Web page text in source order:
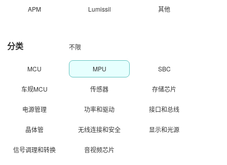
APM Lumissil 其他
分类 不限
MCU MPU SBC
车规MCU 传感器 存储芯片
电源管理 功率和驱动 接口和总线
晶体管 无线连接和安全 显示和光源
信号调理和转换 音视频芯片